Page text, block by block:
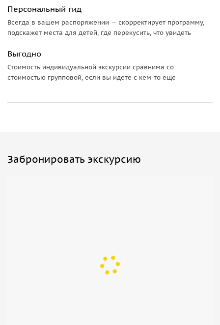
Персональный гид
Всегда в вашем распоряжении — скорректирует программу,
подскажет места для детей, где перекусить, что увидеть
Выгодно
Стоимость индивидуальной экскурсии сравнима со
стоимостью групповой, если вы идете с кем-то еще
Забронировать экскурсию